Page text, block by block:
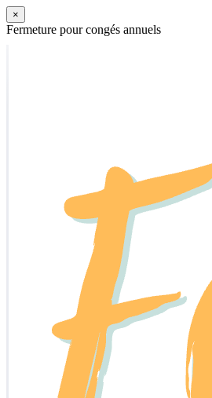
×
Fermeture pour congés annuels